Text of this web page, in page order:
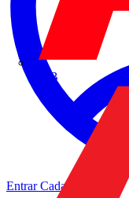
ABB
EntrarCadastrar